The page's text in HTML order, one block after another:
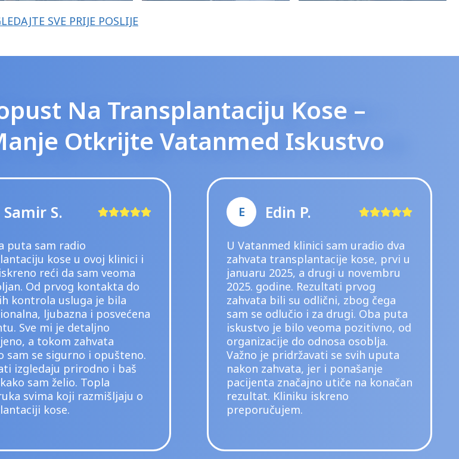
SVE PRIJE POSLIJE
Na Transplantaciju Kose –
Otkrijte Vatanmed Iskustvo
E Edin P.
U Vatanmed klinici sam uradio dva
zahvata transplantacije kose, prvi u
januaru 2025, a drugi u novembru
2025. godine. Rezultati prvog
zahvata bili su odlični, zbog čega
sam se odlučio i za drugi. Oba puta
iskustvo je bilo veoma pozitivno, od
organizacije do odnosa osoblja.
Važno je pridržavati se svih uputa
nakon zahvata, jer i ponašanje
pacijenta značajno utiče na konačan
rezultat. Kliniku iskreno
preporučujem.
Marko J.
U Vatanmedu sam prvi put
7 mjeseci na transplantaciji
Zadovoljan sam dosadašnjim
rezultatom i nadam se da će
rezultat drugog zahvata biti
jednako uspješan. Osoblje
veoma ljubazno, pažljivo i
susretljivo tokom cijelog
Sve je bilo dobro
moje iskustvo je za svaku
preporuku.